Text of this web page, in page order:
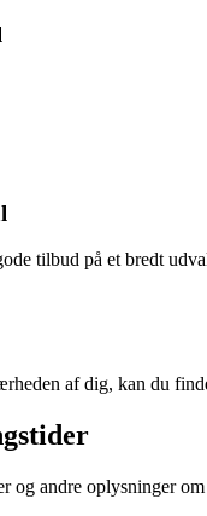
tilbud på et bredt
af dig, kan du
og andre oplysninger